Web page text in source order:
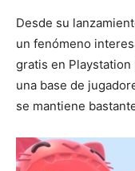
Desde su
un fenómeno
gratis en
una base de
se mantiene